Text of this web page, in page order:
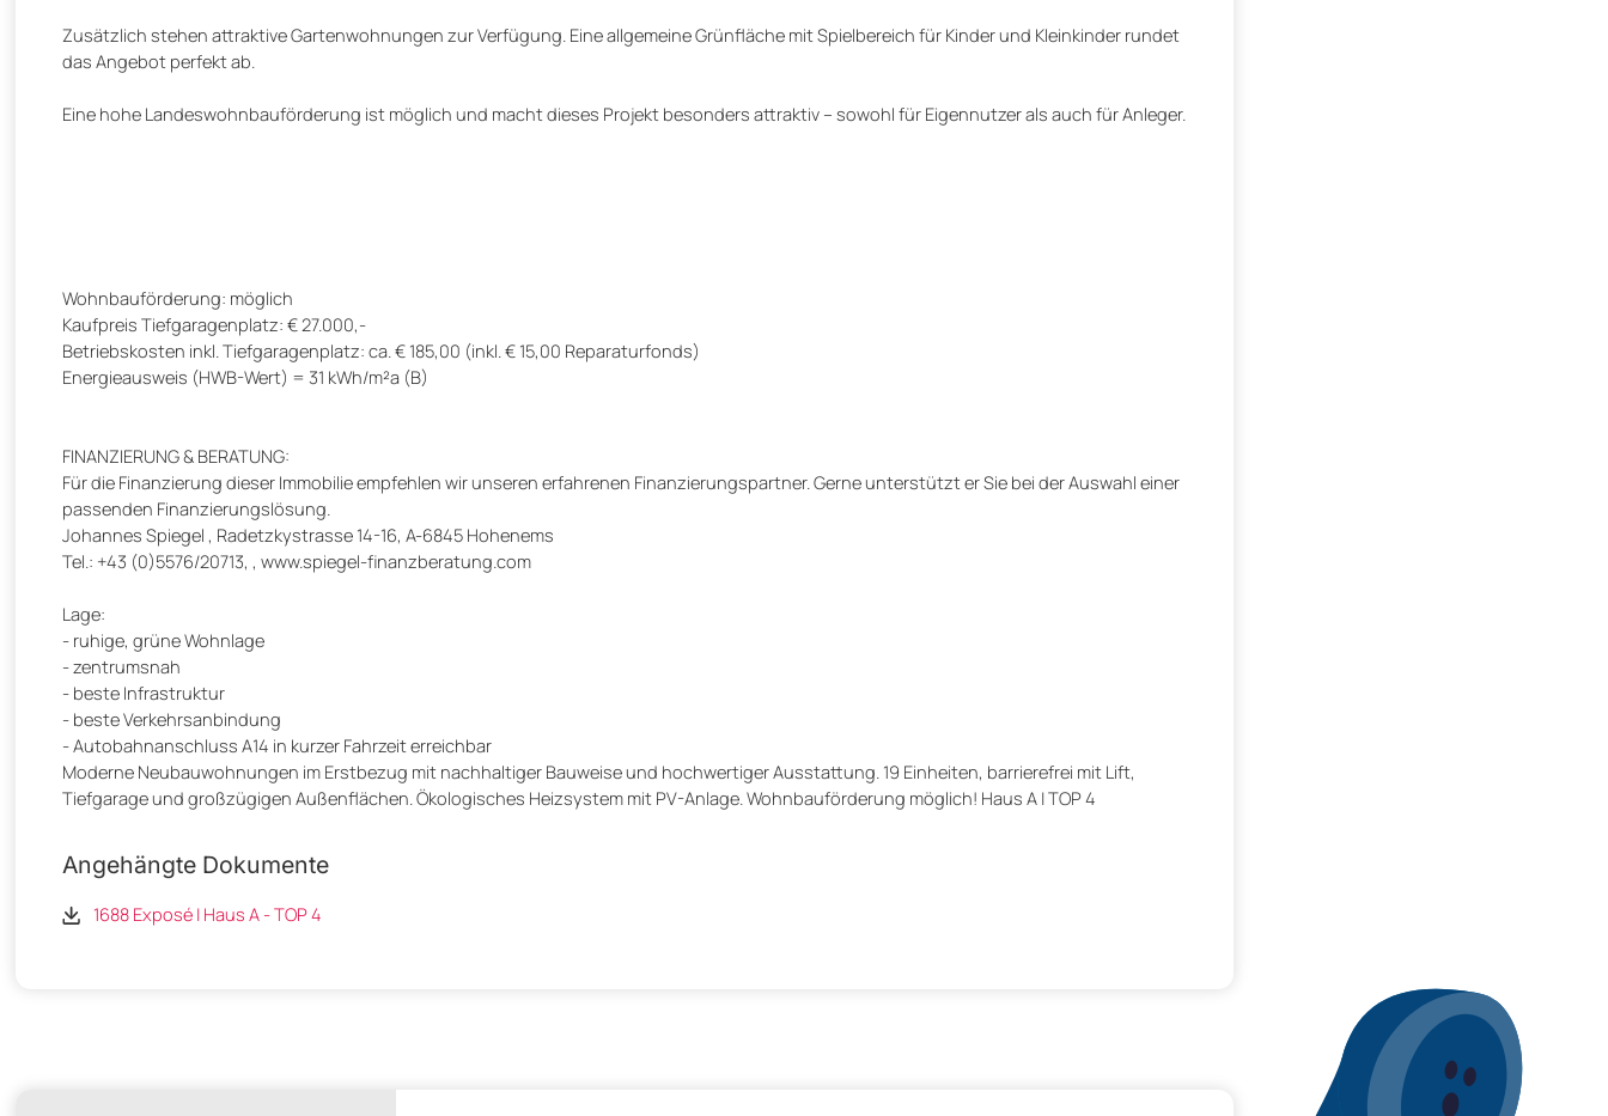
Zusätzlich stehen attraktive Gartenwohnungen zur Verfügung. Eine allgemeine Grünfläche mit Spielbereich für Kinder und Kleinkinder rundet
das Angebot perfekt ab.
Eine hohe Landeswohnbauförderung ist möglich und macht dieses Projekt besonders attraktiv – sowohl für Eigennutzer als auch für Anleger.
Wohnbauförderung: möglich
Kaufpreis Tiefgaragenplatz: € 27.000,-
Betriebskosten inkl. Tiefgaragenplatz: ca. € 185,00 (inkl. € 15,00 Reparaturfonds)
Energieausweis (HWB-Wert) = 31 kWh/m²a (B)
FINANZIERUNG & BERATUNG:
Für die Finanzierung dieser Immobilie empfehlen wir unseren erfahrenen Finanzierungspartner. Gerne unterstützt er Sie bei der Auswahl einer
passenden Finanzierungslösung.
Johannes Spiegel , Radetzkystrasse 14-16, A-6845 Hohenems
Tel.: +43 (0)5576/20713, , www.spiegel-finanzberatung.com
Lage:
- ruhige, grüne Wohnlage
- zentrumsnah
- beste Infrastruktur
- beste Verkehrsanbindung
- Autobahnanschluss A14 in kurzer Fahrzeit erreichbar
Moderne Neubauwohnungen im Erstbezug mit nachhaltiger Bauweise und hochwertiger Ausstattung. 19 Einheiten, barrierefrei mit Lift,
Tiefgarage und großzügigen Außenflächen. Ökologisches Heizsystem mit PV-Anlage. Wohnbauförderung möglich! Haus A | TOP 4
Angehängte Dokumente
1688 Exposé | Haus A - TOP 4